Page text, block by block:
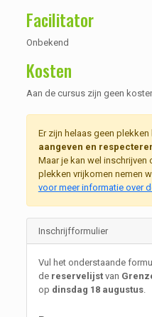
Facilitator
Onbekend
Kosten
Aan de cursus zijn geen
Er zijn helaas geen
aangeven en
Maar je kan wel inschrijven
plekken vrijkomen nemen
voor meer informatie over
Inschrijfformulier
Vul het onderstaande
de reservelijstvan
op dinsdag 18 augustus.